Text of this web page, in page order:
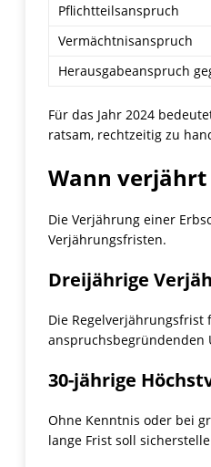
Pflichtteilsanspruch
Vermächtnisanspruch
Herausgabeanspruch
Für das Jahr 2024
ratsam, rechtzeitig zu
Wann verjährt
Die Verjährung einer
Verjährungsfristen.
Dreijährige
Die
anspruchsbegründenden
30-jährige
Ohne Kenntnis oder bei
lange Frist soll